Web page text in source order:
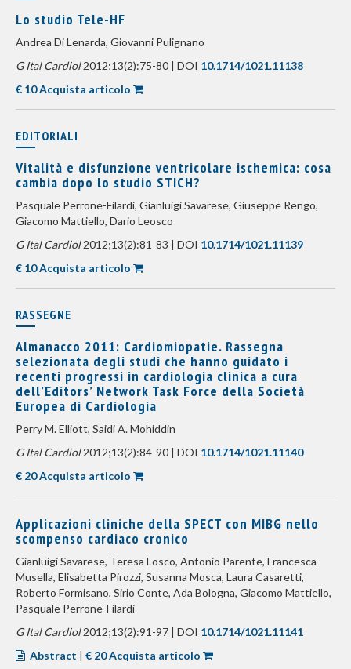
Lo studio Tele-HF
Andrea Di Lenarda, Giovanni Pulignano
G Ital Cardiol2012;13(2):75-80 | DOI 10.1714/1021.11138
€ 10 Acquista articolo
EDITORIALI
Vitalità e disfunzione ventricolare ischemica: cosa
cambia dopo lo studio STICH?
Pasquale Perrone-Filardi, Gianluigi Savarese, Giuseppe Rengo,
Giacomo Mattiello, Dario Leosco
G Ital Cardiol2012;13(2):81-83 | DOI 10.1714/1021.11139
€ 10 Acquista articolo
RASSEGNE
Almanacco 2011: Cardiomiopatie. Rassegna
selezionata degli studi che hanno guidato i
recenti progressi in cardiologia clinica a cura
dell’Editors’ Network Task Force della Società
Europea di Cardiologia
Perry M. Elliott, Saidi A. Mohiddin
G Ital Cardiol2012;13(2):84-90 | DOI 10.1714/1021.11140
€ 20 Acquista articolo
Applicazioni cliniche della SPECT con MIBG nello
scompenso cardiaco cronico
Gianluigi Savarese, Teresa Losco, Antonio Parente, Francesca
Musella, Elisabetta Pirozzi, Susanna Mosca, Laura Casaretti,
Roberto Formisano, Sirio Conte, Ada Bologna, Giacomo Mattiello,
Pasquale Perrone-Filardi
G Ital Cardiol2012;13(2):91-97 | DOI 10.1714/1021.11141
Abstract | € 20 Acquista articolo